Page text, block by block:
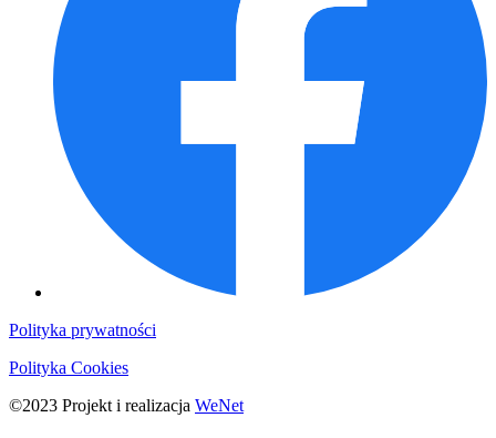
Polityka prywatności
Polityka Cookies
©2023 Projekt i realizacja WeNet